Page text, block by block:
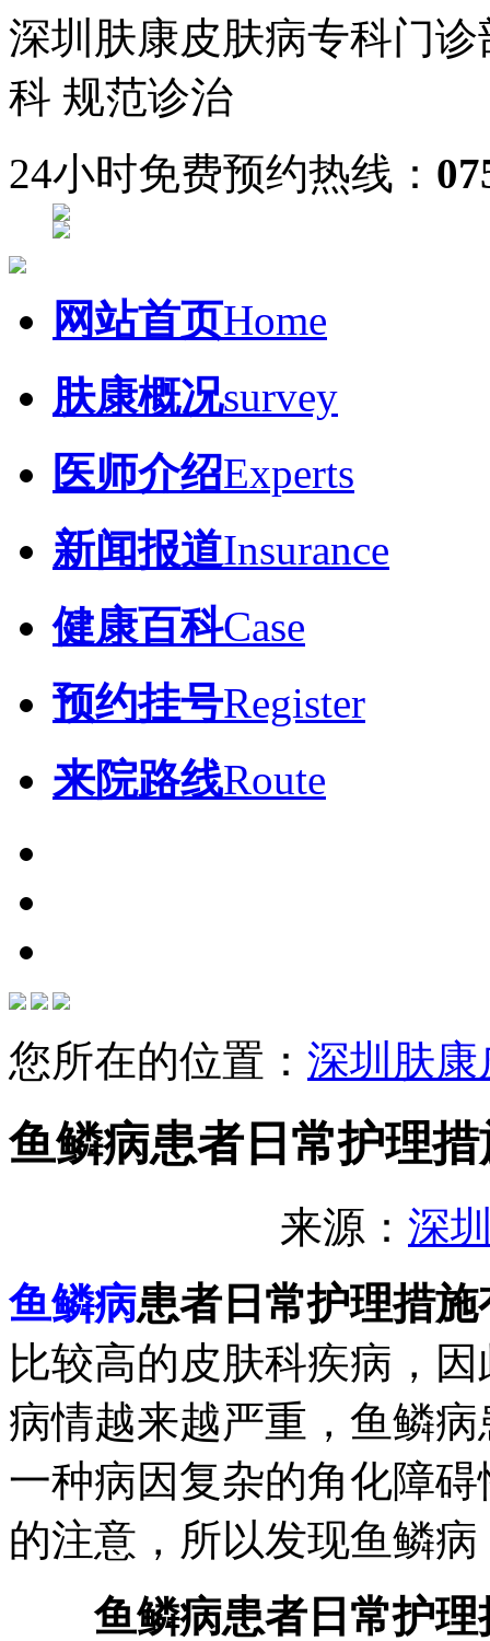
深圳肤康皮肤病专科门诊
科 规范诊治
24小时免费预约热线：
网站首页Home
肤康概况survey
医师介绍Experts
新闻报道Insurance
健康百科Case
预约挂号Register
来院路线Route
您所在的位置： 深圳肤
鱼鳞病患者日常护理
来源： 深
鱼鳞病患者日常护理措
比较高的皮肤科疾病，
病情越来越严重，鱼鳞
一种病因复杂的角化障
的注意，所以发现鱼鳞病
鱼鳞病患者日常护